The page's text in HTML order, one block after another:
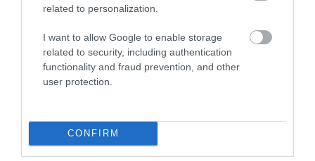
related to personalization.
I want to allow Google to enable storage
related to security, including authentication
functionality and fraud prevention, and other
user protection.
CONFIRM
Legfrissebb híreink
A MESTERSÉGES INTELLIGENCIA
MINDENNAPI ÁTALAKULÁSA
2026. augusztus 10